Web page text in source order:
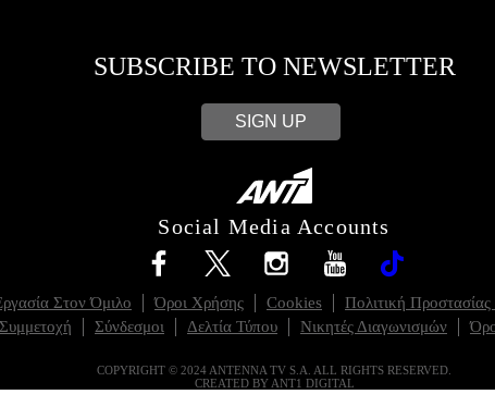
SUBSCRIBE TO NEWSLETTER
SIGN UP
Social Media Accounts
Στον Όμιλο Όροι Χρήσης Cookies
Πολιτική
Σύνδεσμοι Δελτία Τύπου Νικητές Διαγωνισμών
COPYRIGHT © 2024 ANTENNA TV S.A. ALL RIGHTS RESERVED.
CREATED BY ANT1 DIGITAL